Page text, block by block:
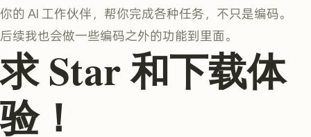
你的 AI 工作伙伴，帮你完成各种任务，不只是编码。
后续我也会做一些编码之外的功能到里面。
求 Star 和下载体
验！